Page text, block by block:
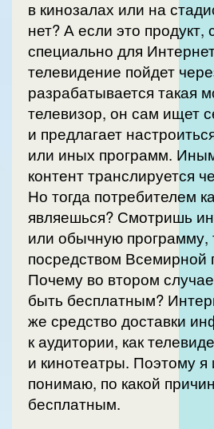
в кинозалах или на
нет? А если это продукт,
специально для
телевидение пойдет
разрабатывается такая
телевизор, он сам ищет
и предлагает
или иных программ.
контент транслируется
Но тогда потребителем
являешься? Смотришь
или обычную программу,
посредством Всемирной
Почему во втором
быть бесплатным?
же средство доставки
к аудитории, как
и кинотеатры. Поэтому я
понимаю, по какой
бесплатным.